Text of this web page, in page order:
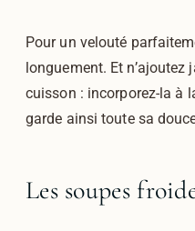
Pour un velouté
longuement. Et
cuisson : incorporez-la à
garde ainsi toute sa
Les soupes